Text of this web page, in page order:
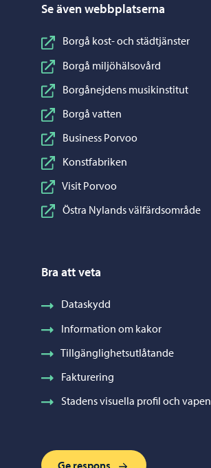
Se även webbplatserna
Borgå kost- och städtjänster
Borgå miljöhälsovård
Borgånejdens musikinstitut
Borgå vatten
Business Porvoo
Konstfabriken
Visit Porvoo
Östra Nylands välfärdsområde
Bra att veta
Dataskydd
Information om kakor
Tillgänglighetsutlåtande
Fakturering
Stadens visuella profil och vapen